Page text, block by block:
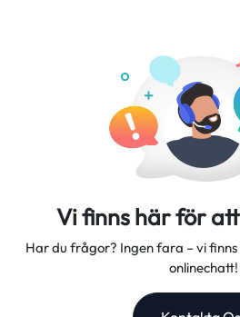
Vi finns här för
Har du frågor? Ingen fara – vi
onlinechatt!